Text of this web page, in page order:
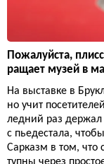
Пожалуйста,
ращает музей в
На выставке в
но учит
ледний раз держал
с пьедестала,
Сарказм в том, что